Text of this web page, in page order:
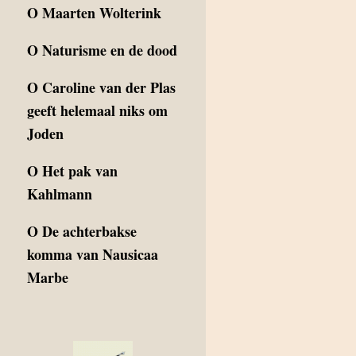
OMaarten Wolterink
ONaturisme en de dood
O Caroline van der Plas
geeft helemaal niks om
Joden
OHet pak van
Kahlmann
ODe achterbakse
komma van Nausicaa
Marbe